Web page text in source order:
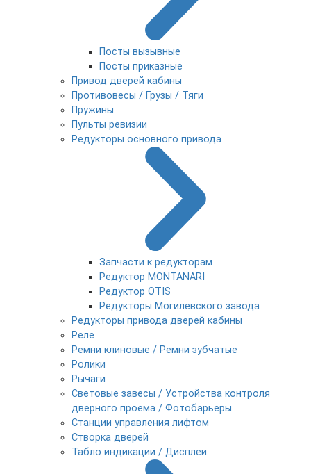
Посты вызывные
Посты приказные
Привод дверей кабины
Противовесы / Грузы / Тяги
Пружины
Пульты ревизии
Редукторы основного привода
Запчасти к редукторам
Редуктор MONTANARI
Редуктор OTIS
Редукторы Могилевского завода
Редукторы привода дверей кабины
Реле
Ремни клиновые / Ремни зубчатые
Ролики
Рычаги
Световые завесы / Устройства контроля
дверного проема / Фотобарьеры
Станции управления лифтом
Створка дверей
Табло индикации / Дисплеи